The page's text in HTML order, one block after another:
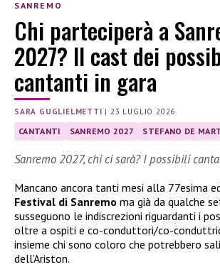
SANREMO
Chi parteciperà a
2027? Il cast dei
cantanti in gara
SARA GUGLIELMETTI | 23 LUGLIO 2026
CANTANTI SANREMO 2027 STEFANO DE
Sanremo 2027, chi ci sarà? I possibili
Mancano ancora tanti mesi alla 77esima
Festival di Sanremo ma già da qualche
susseguono le indiscrezioni riguardanti i
oltre a ospiti e co-conduttori/co-
insieme chi sono coloro che potrebbero
dell’Ariston.